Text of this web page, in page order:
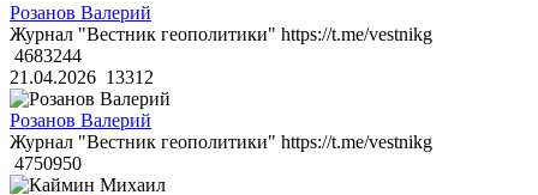
Розанов Валерий
Журнал "Вестник геополитики" https://t.me/vestnikg
4683244
21.04.2026 13312
Розанов Валерий
Журнал "Вестник геополитики" https://t.me/vestnikg
4750950